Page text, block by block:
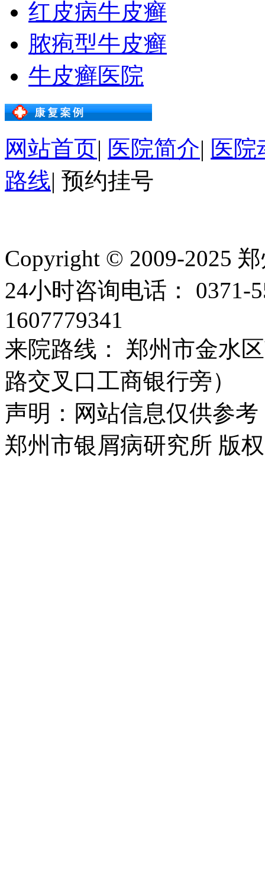
红皮病牛皮癣
脓疱型牛皮癣
牛皮癣医院
网站首页| 医院简介| 医院
路线| 预约挂号
Copyright © 2009-2025
24小时咨询电话：
1607779341
来院路线： 郑州市金水
路交叉口工商银行旁）
声明：网站信息仅供参
郑州市银屑病研究所 版